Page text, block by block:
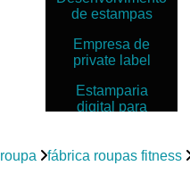
de estampas
Empresa de
private label
Estamparia
digital para
Estamparias
fábrica roupas fitness